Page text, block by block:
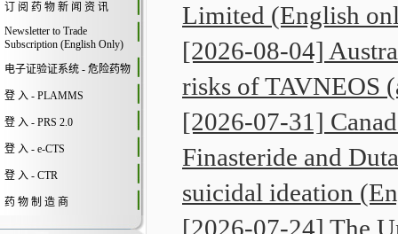
订 阅 药 物 新 闻 资 讯
Newsletter to Trade
Subscription (English Only)
电子证验证系统 - 危险药物
登 入 - PLAMMS
登 入 - PRS 2.0
登 入 - e-CTS
登 入 - CTR
药 物 制 造 商
Limited (English
[2026-08-04]
risks of TAVNEOS
[2026-07-31]
Finasteride and
suicidal ideation
[2026-07-24] The